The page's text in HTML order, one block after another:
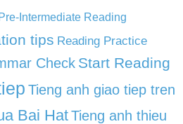
Intermediate Reading
tips Reading Practice
Check Start Reading
Tieng anh giao tiep tren
Bai HatTieng anh thieu